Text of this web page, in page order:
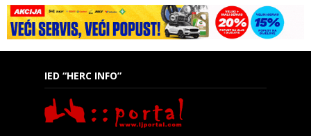
IED “HERC INFO”